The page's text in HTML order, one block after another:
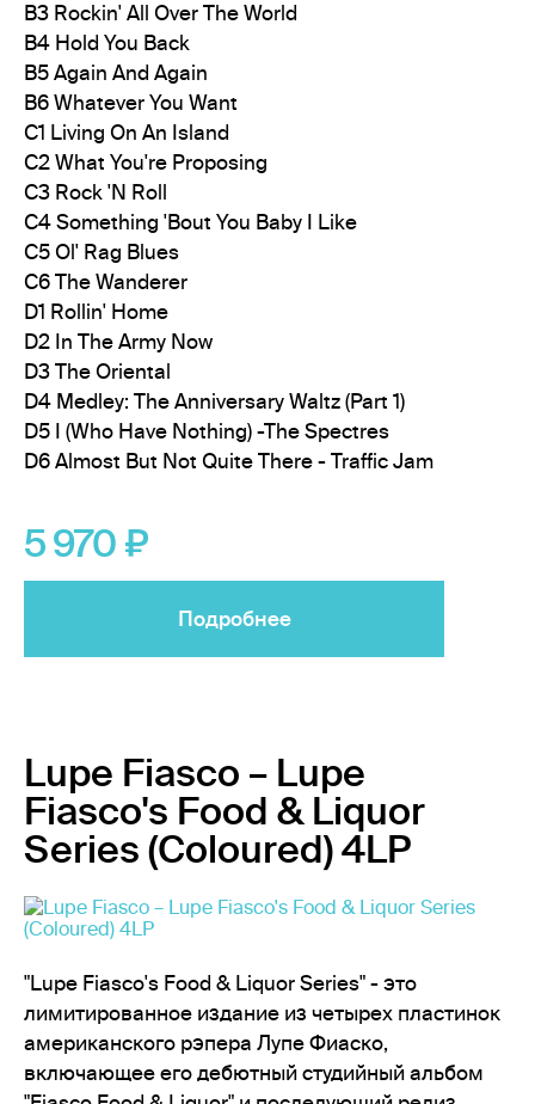
B3 Rockin' All Over The World
B4 Hold You Back
B5 Again And Again
B6 Whatever You Want
C1 Living On An Island
C2 What You're Proposing
C3 Rock 'N Roll
C4 Something 'Bout You Baby I Like
C5 Ol' Rag Blues
C6 The Wanderer
D1 Rollin' Home
D2 In The Army Now
D3 The Oriental
D4 Medley: The Anniversary Waltz (Part 1)
D5 I (Who Have Nothing) -The Spectres
D6 Almost But Not Quite There - Traffic Jam
5 970
Подробнее
Lupe Fiasco – Lupe
Fiasco's Food & Liquor
Series (Coloured) 4LP
"Lupe Fiasco's Food & Liquor Series" - это
лимитированное издание из четырех пластинок
американского рэпера Лупе Фиаско,
включающее его дебютный студийный альбом